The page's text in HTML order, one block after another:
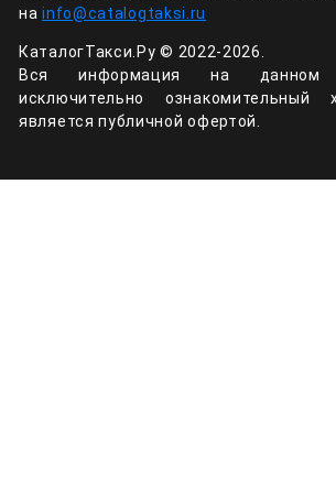
наinfo@catalogtaksi.ru
КаталогТакси.Ру © 2022-2026.
Вся информация на данном
исключительно
является публичной офертой.